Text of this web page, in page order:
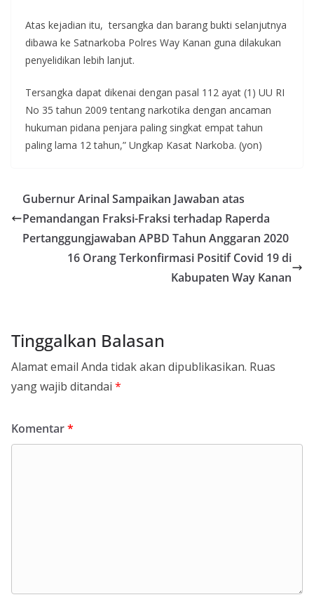
Atas kejadian itu, tersangka dan barang bukti selanjutnya
dibawa ke Satnarkoba Polres Way Kanan guna dilakukan
penyelidikan lebih lanjut.
Tersangka dapat dikenai dengan pasal 112 ayat (1) UU RI
No 35 tahun 2009 tentang narkotika dengan ancaman
hukuman pidana penjara paling singkat empat tahun
paling lama 12 tahun,” Ungkap Kasat Narkoba. (yon)
Gubernur Arinal Sampaikan Jawaban atas
Pemandangan Fraksi-Fraksi terhadap Raperda
Pertanggungjawaban APBD Tahun Anggaran 2020
16 Orang Terkonfirmasi Positif Covid 19 di
Kabupaten Way Kanan
Tinggalkan Balasan
Alamat email Anda tidak akan dipublikasikan. Ruas
yang wajib ditandai *
Komentar*